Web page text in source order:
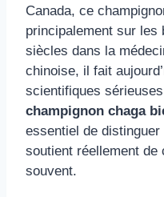
Canada, ce
principalement sur les
siècles dans la
chinoise, il fait
scientifiques
champignon chaga
essentiel de
soutient réellement
souvent.